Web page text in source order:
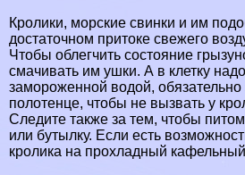
Кролики, морские свинки и им
достаточном притоке свежего
Чтобы облегчить состояние
смачивать им ушки. А в клетку
замороженной водой, обязательно
полотенце, чтобы не вызвать у
Следите также за тем, чтобы
или бутылку. Если есть
кролика на прохладный